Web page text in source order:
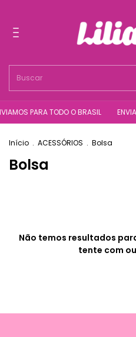
PARA TODO O BRASIL
Início . ACESSÓRIOS . Bolsa
Bolsa
Não temos resultados
tente com